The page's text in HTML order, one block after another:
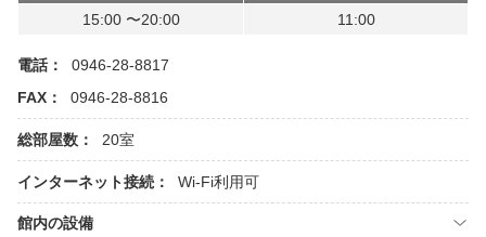
15:00 〜20:00
11:00
電話：
0946-28-8817
FAX：
0946-28-8816
総部屋数： 20室
インターネット接続： Wi-Fi利用可
館内の設備